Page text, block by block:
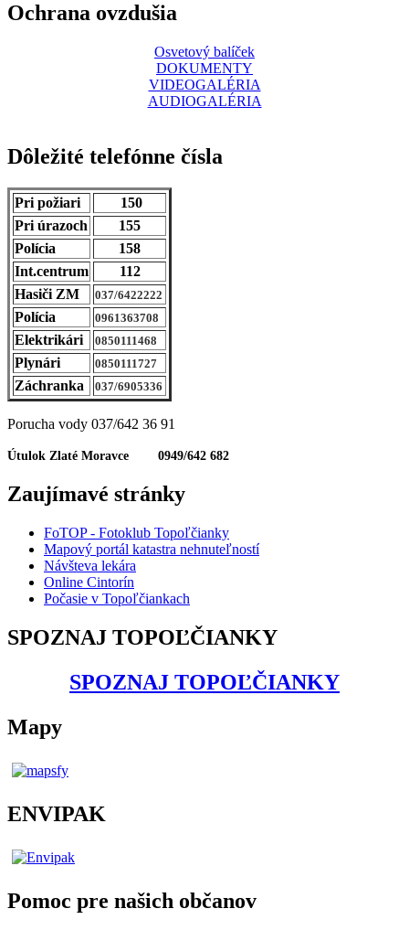
Ochrana ovzdušia
Osvetový balíček
DOKUMENTY
VIDEOGALÉRIA
AUDIOGALÉRIA
Dôležité telefónne čísla
Pri požiari
150
Pri úrazoch
155
Polícia
158
Int.centrum
112
Hasiči ZM
037/6422222
Polícia 0961363708
Elektrikári 0850111468
Plynári 0850111727
Záchranka 037/6905336
Porucha vody 037/642 36 91
Útulok Zlaté Moravce 0949/642 682
Zaujímavé stránky
FoTOP - Fotoklub Topoľčianky
Mapový portál katastra nehnuteľností
Návšteva lekára
Online Cintorín
Počasie v Topoľčiankach
SPOZNAJ TOPOĽČIANKY
SPOZNAJ TOPOĽČIANKY
Mapy
ENVIPAK
Pomoc pre našich občanov